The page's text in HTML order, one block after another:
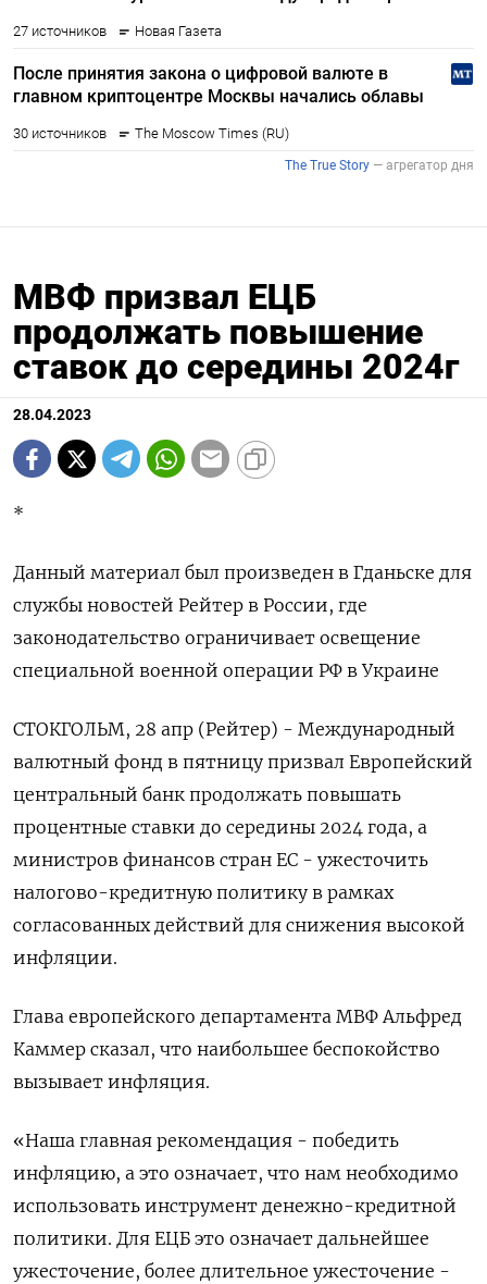
МВФ призвал ЕЦБ
продолжать повышение
ставок до середины 2024г
28.04.2023
*
Данный материал был произведен в Гданьске для
службы новостей Рейтер в России, где
законодательство ограничивает освещение
специальной военной операции РФ в Украине
СТОКГОЛЬМ, 28 апр (Рейтер) - Международный
валютный фонд в пятницу призвал Европейский
центральный банк продолжать повышать
процентные ставки до середины 2024 года, а
министров финансов стран ЕС - ужесточить
налогово-кредитную политику в рамках
согласованных действий для снижения высокой
инфляции.
Глава европейского департамента МВФ Альфред
Каммер сказал, что наибольшее беспокойство
вызывает инфляция.
«Наша главная рекомендация - победить
инфляцию, а это означает, что нам необходимо
использовать инструмент денежно-кредитной
политики. Для ЕЦБ это означает дальнейшее
ужесточение, более длительное ужесточение -